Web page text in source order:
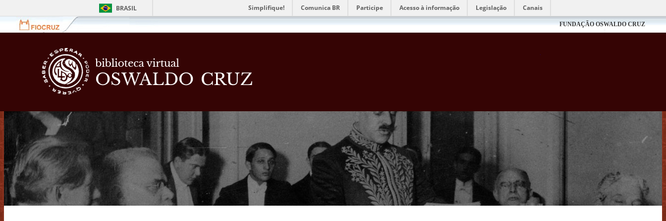
BRASIL Simplifique! Comunica BR Participe Acesso à informação Legislação Canais
FUNDAÇÃO OSWALDO CRUZ